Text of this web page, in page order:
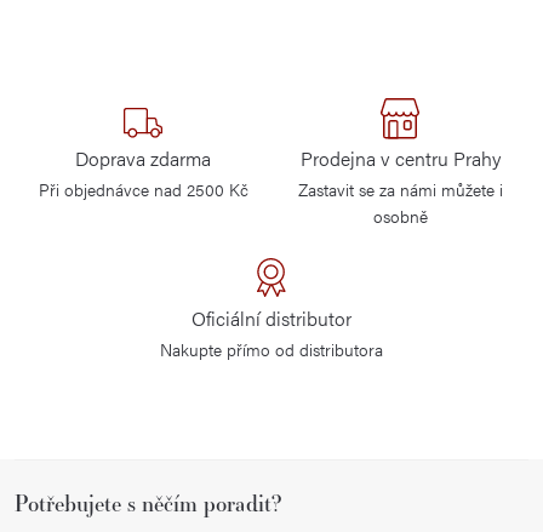
Doprava zdarma
Při objednávce nad 2500 Kč
Prodejna v centru Prahy
Zastavit se za námi můžete i
osobně
Oficiální distributor
Nakupte přímo od distributora
Potřebujete s něčím poradit?